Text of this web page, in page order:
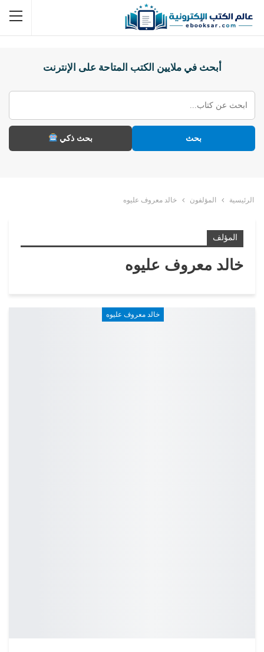
أبحث في ملايين الكتب المتاحة على الإنترنت
بحث بحث ذكي
الرئيسية المؤلفون خالد معروف عليوه
المؤلف
خالد معروف عليوه
خالد معروف عليوه